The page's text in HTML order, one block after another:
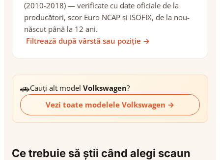
(2010-2018) — verificate cu date oficiale de la
producători, scor Euro NCAP și ISOFIX, de la nou-
născut până la 12 ani.
Filtrează după vârstă sau poziție →
🚗Cauți alt model Volkswagen?
Vezi toate modelele Volkswagen →
Ce trebuie să știi când alegi scaun